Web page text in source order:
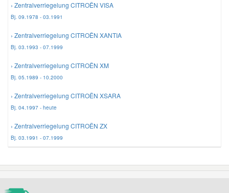
› Zentralverriegelung CITROËN VISA
Bj. 09.1978 - 03.1991
› Zentralverriegelung CITROËN XANTIA
Bj. 03.1993 - 07.1999
› Zentralverriegelung CITROËN XM
Bj. 05.1989 - 10.2000
› Zentralverriegelung CITROËN XSARA
Bj. 04.1997 - heute
› Zentralverriegelung CITROËN ZX
Bj. 03.1991 - 07.1999